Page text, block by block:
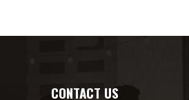
CONTACT US